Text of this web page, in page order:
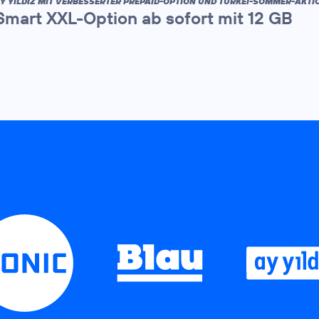
XXL-Option ab sofort mit 12 GB